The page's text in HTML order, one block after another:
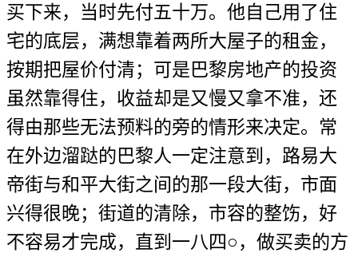
买下来，当时先付五十万。他自己用了住
宅的底层，满想靠着两所大屋子的租金，
按期把屋价付清；可是巴黎房地产的投资
虽然靠得住，收益却是又慢又拿不准，还
得由那些无法预料的旁的情形来决定。常
在外边溜跶的巴黎人一定注意到，路易大
帝街与和平大街之间的那一段大街，市面
兴得很晚；街道的清除，市容的整饬，好
不容易才完成，直到一八四○，做买卖的方